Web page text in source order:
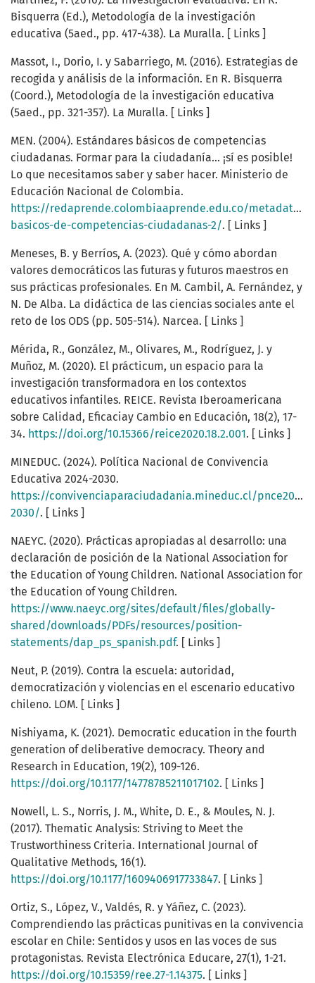
Bisquerra (Ed.), Metodología de la investigación
educativa (5aed., pp. 417-438). La Muralla. [ Links ]
Massot, I., Dorio, I. y Sabarriego, M. (2016). Estrategias de
recogida y análisis de la información. En R. Bisquerra
(Coord.), Metodología de la investigación educativa
(5aed., pp. 321-357). La Muralla. [ Links ]
MEN. (2004). Estándares básicos de competencias
ciudadanas. Formar para la ciudadanía... ¡sí es posible!
Lo que necesitamos saber y saber hacer. Ministerio de
Educación Nacional de Colombia.
https://redaprende.colombiaaprende.edu.co/metadatos/
basicos-de-competencias-ciudadanas-2/. [ Links ]
Meneses, B. y Berríos, A. (2023). Qué y cómo abordan
valores democráticos las futuras y futuros maestros en
sus prácticas profesionales. En M. Cambil, A. Fernández, y
N. De Alba. La didáctica de las ciencias sociales ante el
reto de los ODS (pp. 505-514). Narcea. [ Links ]
Mérida, R., González, M., Olivares, M., Rodríguez, J. y
Muñoz, M. (2020). El prácticum, un espacio para la
investigación transformadora en los contextos
educativos infantiles. REICE. Revista Iberoamericana
sobre Calidad, Eficaciay Cambio en Educación, 18(2), 17-
34. https://doi.org/10.15366/reice2020.18.2.001. [ Links ]
MINEDUC. (2024). Política Nacional de Convivencia
Educativa 2024-2030.
https://convivenciaparaciudadania.mineduc.cl/pnce2024-
2030/. [ Links ]
NAEYC. (2020). Prácticas apropiadas al desarrollo: una
declaración de posición de la National Association for
the Education of Young Children. National Association for
the Education of Young Children.
https://www.naeyc.org/sites/default/files/globally-
shared/downloads/PDFs/resources/position-
statements/dap_ps_spanish.pdf. [ Links ]
Neut, P. (2019). Contra la escuela: autoridad,
democratización y violencias en el escenario educativo
chileno. LOM. [ Links ]
Nishiyama, K. (2021). Democratic education in the fourth
generation of deliberative democracy. Theory and
Research in Education, 19(2), 109-126.
https://doi.org/10.1177/14778785211017102. [ Links ]
Nowell, L. S., Norris, J. M., White, D. E., & Moules, N. J.
(2017). Thematic Analysis: Striving to Meet the
Trustworthiness Criteria. International Journal of
Qualitative Methods, 16(1).
https://doi.org/10.1177/1609406917733847. [ Links ]
Ortiz, S., López, V., Valdés, R. y Yáñez, C. (2023).
Comprendiendo las prácticas punitivas en la convivencia
escolar en Chile: Sentidos y usos en las voces de sus
protagonistas. Revista Electrónica Educare, 27(1), 1-21.
https://doi.org/10.15359/ree.27-1.14375. [ Links ]